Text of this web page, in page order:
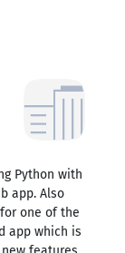
Python with
app. Also
one of the
app which is